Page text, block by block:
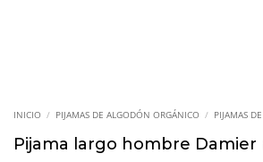
INICIO / PIJAMAS DE ALGODÓN ORGÁNICO / PIJAMAS
Pijama largo hombre Damier